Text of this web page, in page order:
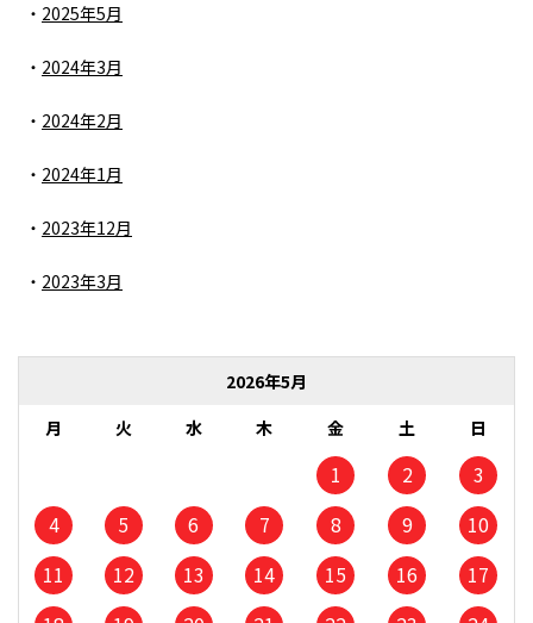
2025年5月
2024年3月
2024年2月
2024年1月
2023年12月
2023年3月
2026年5月
月
火 水 木 金 土 日
1 2
3
4
5 6 7 8 9
10
11
12 13 14 15 16
17